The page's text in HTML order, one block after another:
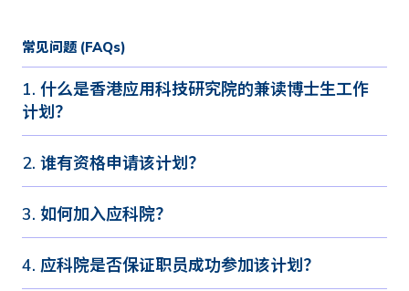
常见问题 (FAQs)
1. 什么是香港应用科技研究院的兼读博士生工作
计划？
2. 谁有资格申请该计划？
3. 如何加入应科院？
4. 应科院是否保证职员成功参加该计划？